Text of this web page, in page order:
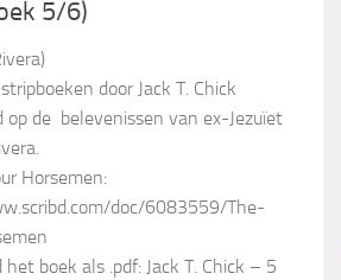
5/6)
door Jack T. Chick
op de belevenissen van ex-Jezuïet
Horsemen:
doc/6083559/The-
het boek als .pdf: Jack T. Chick – 5